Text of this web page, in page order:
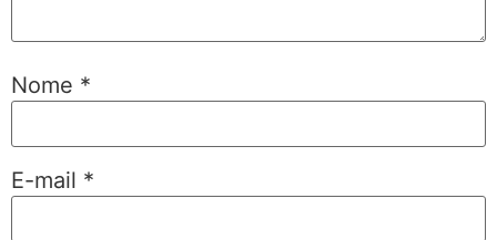
Nome *
E-mail *